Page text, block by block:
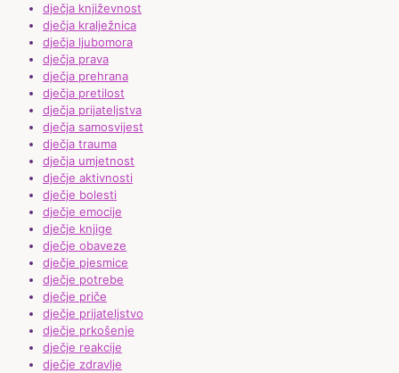
dječja književnost
dječja kralježnica
dječja ljubomora
dječja prava
dječja prehrana
dječja pretilost
dječja prijateljstva
dječja samosvijest
dječja trauma
dječja umjetnost
dječje aktivnosti
dječje bolesti
dječje emocije
dječje knjige
dječje obaveze
dječje pjesmice
dječje potrebe
dječje priče
dječje prijateljstvo
dječje prkošenje
dječje reakcije
dječje zdravlje